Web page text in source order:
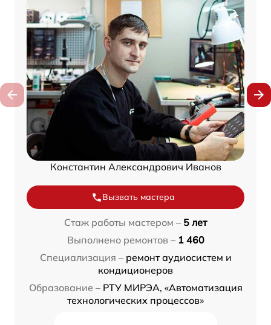
Константин Александрович Иванов
Вызвать мастера
Стаж работы мастером – 5 лет
Выполнено ремонтов – 1 460
Специализация – ремонт аудиосистем и
кондиционеров
Образование – РТУ МИРЭА, «Автоматизация
технологических процессов»